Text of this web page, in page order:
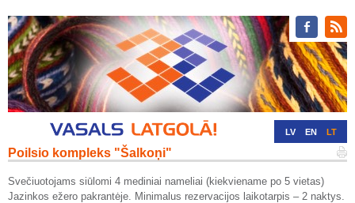
LV EN LT
Poilsio kompleks "Šalkoņi"
Svečiuotojams siūlomi 4 mediniai nameliai (kiekviename po 5 vietas)
Jazinkos ežero pakrantėje. Minimalus rezervacijos laikotarpis – 2 naktys.